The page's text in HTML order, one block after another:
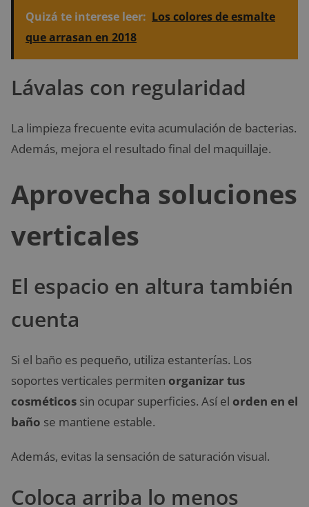
Quizá te interese leer: Los colores de esmalte
que arrasan en 2018
Lávalas con regularidad
La limpieza frecuente evita acumulación de bacterias.
Además, mejora el resultado final del maquillaje.
Aprovecha soluciones
verticales
El espacio en altura también
cuenta
Si el baño es pequeño, utiliza estanterías. Los
soportes verticales permiten organizar tus
cosméticos sin ocupar superficies. Así el orden en el
baño se mantiene estable.
Además, evitas la sensación de saturación visual.
Coloca arriba lo menos